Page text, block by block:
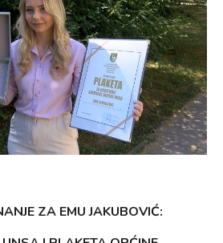
ZA EMU JAKUBOVIĆ: